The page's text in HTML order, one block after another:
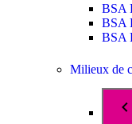
BSA
BSA
BSA
Milieux de